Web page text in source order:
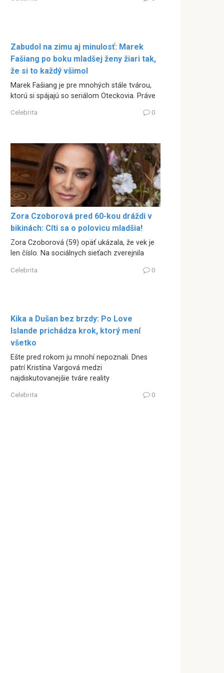
Zabudol na zimu aj minulosť: Marek
Fašiang po boku mladšej ženy žiari tak,
že si to každý všimol
Marek Fašiang je pre mnohých stále tvárou,
ktorú si spájajú so seriálom Oteckovia. Práve
Celebrita 0
Zora Czoborová pred 60-kou dráždi v
bikinách: Cíti sa o polovicu mladšia!
Zora Czoborová (59) opäť ukázala, že vek je
len číslo. Na sociálnych sieťach zverejnila
Celebrita 0
Kika a Dušan bez brzdy: Po Love
Islande prichádza krok, ktorý mení
všetko
Ešte pred rokom ju mnohí nepoznali. Dnes
patrí Kristína Vargová medzi
najdiskutovanejšie tváre reality
Celebrita 0